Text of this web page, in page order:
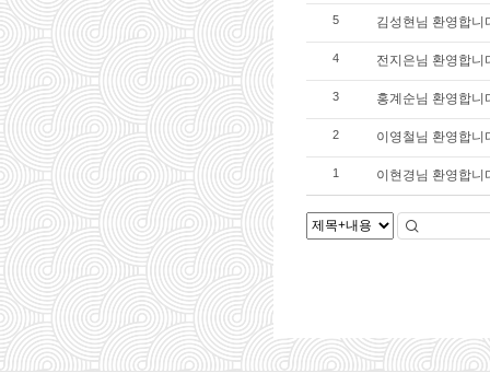
5 김성현님 환영합
4 전지은님 환영합
3 홍계순님 환영합
2 이영철님 환영합
1 이현경님 환영합